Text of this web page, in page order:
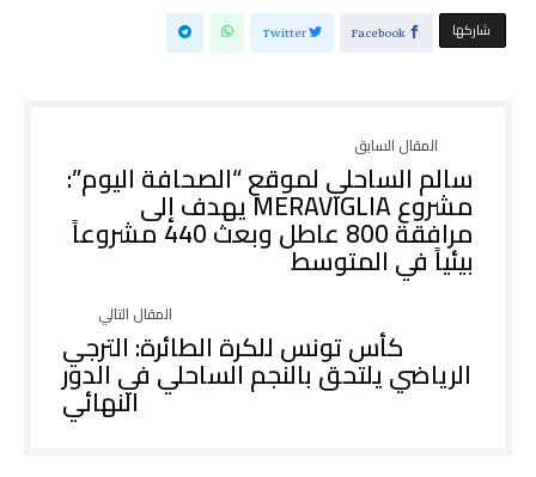
‫‫ شاركها‬ Facebook
Twitter
سالم الساحلي لموقع “الصحافة اليوم”:
مشروع MERAVIGLIA يهدف إلى
مرافقة 800 عاطل وبعث 440 مشروعاً
بيئياً في المتوسط
كأس تونس للكرة الطائرة: الترجي
الرياضي يلتحق بالنجم الساحلي في الدور
النهائي